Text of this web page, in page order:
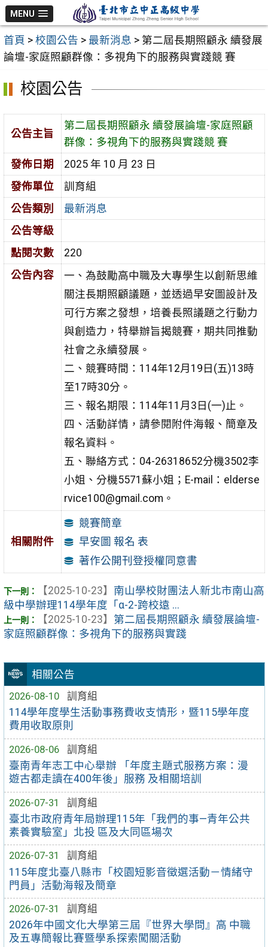
跳
至
主
要
MENU
首頁 > 校園公告 > 最新消息 > 第二屆長期照顧永 續發展
論壇-家庭照顧群像：多視角下的服務與實踐競 賽
相關公告
2026-08-10
訓育組
114學年度學生活動事務費收支情形，暨115學年度
費用收取原則
2026-08-06
訓育組
臺南青年志工中心舉辦 「年度主題式服務方案：漫
遊古都走讀在400年後」服務 及相關培訓
2026-07-31
訓育組
臺北市政府青年局辦理115年「我們的事—青年公共
素養實驗室」北投 區及大同區場次
2026-07-31
訓育組
115年度北臺八縣市「校園短影音徵選活動－情緒守
門員」活動海報及簡章
2026-07-31
訓育組
2026年中國文化大學第三屆『世界大學問』高 中職
及五專簡報比賽暨學系探索闖關活動
校園公告
公告主旨
第二屆長期照顧永 續發展論壇-家庭照顧
群像：多視角下的服務與實踐競 賽
發佈日期
2025 年 10 月 23 日
發佈單位
訓育組
公告類別
最新消息
公告等級
點閱次數
220
公告內容
一、為鼓勵高中職及大專學生以創新思維
關注長期照顧議題，並透過早安圖設計及
可行方案之發想，培養長照議題之行動力
與創造力，特舉辦旨揭競賽，期共同推動
社會之永續發展。
二、競賽時間：114年12月19日(五)13時
至17時30分。
三、報名期限：114年11月3日(一)止。
四、活動詳情，請參閱附件海報、簡章及
報名資料。
五、聯絡方式：04-26318652分機3502李
小姐、分機5571蘇小姐；E-mail：elderse
rvice100@gmail.com。
相關附件
競賽簡章
早安圖 報名 表
著作公開刊登授權同意書
【2025-10-23】 南山學校財團法人新北市南山高
級中學辦理114學年度「α-2-跨校遠 ...
【2025-10-23】 第二屆長期照顧永 續發展論壇-
家庭照顧群像：多視角下的服務與實踐